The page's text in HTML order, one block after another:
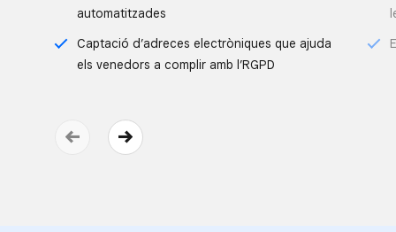
automatitzades
Captació d’adreces electròniques que ajuda
els venedors a complir amb l’RGPD